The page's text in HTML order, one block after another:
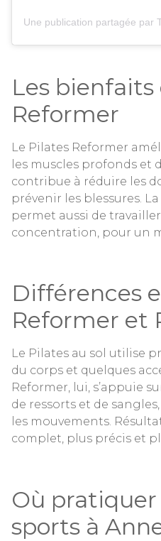
Les
Reformer
Le Pilates Reformer
les muscles profonds et
contribue à réduire les
prévenir les blessures.
permet aussi de
concentration, pour un
Différences
Reformer et
Le Pilates au sol utilise
du corps et quelques
Reformer, lui, s’appuie
de ressorts et de
les mouvements.
complet, plus précis et
Où pratiquer
sports à